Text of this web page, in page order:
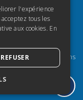
RESSOURCES
Torrossa pour Institutions
Open
Services
SPANISH
FRENCH
ENGLISH
GERMAN
l'expérience
tous les
aux cookies. En
REFUSER